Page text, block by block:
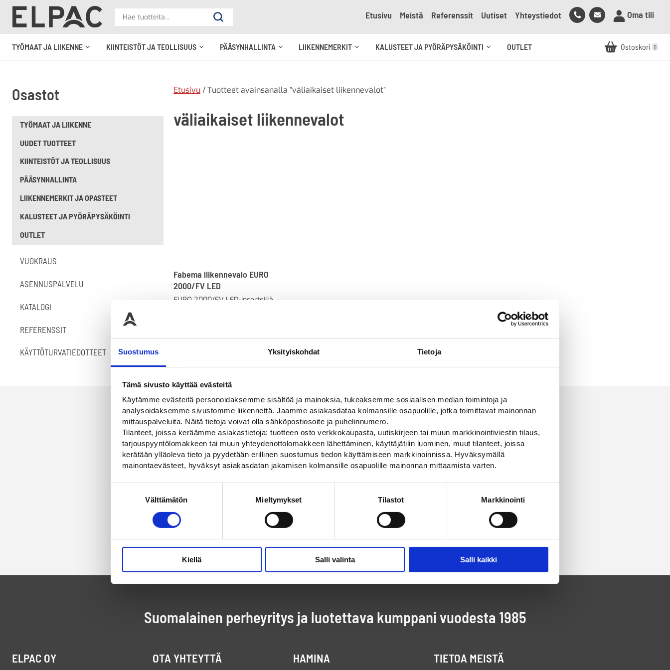
Suostumus Yksityiskohdat Tietoja
Tämä sivusto käyttää evästeitä
Käytämme evästeitä personoidaksemme sisältöä ja mainoksia, tukeaksemme sosiaalisen median toimintoja ja
analysoidaksemme sivustomme liikennettä. Jaamme asiakasdataa kolmansille osapuolille, jotka toimittavat mainonnan
mittauspalveluita. Näitä tietoja voivat olla sähköpostiosoite ja puhelinnumero.
Tilanteet, joissa keräämme asiakastietoja: tuotteen osto verkkokaupasta, uutiskirjeen tai muun markkinointiviestin tilaus,
tarjouspyyntölomakkeen tai muun yhteydenottolomakkeen lähettäminen, käyttäjätilin luominen, muut tilanteet, joissa
kerätään ylläoleva tieto ja pyydetään erillinen suostumus tiedon käyttämiseen markkinoinnissa. Hyväksymällä
mainontaevästeet, hyväksyt asiakasdatan jakamisen kolmansille osapuolille mainonnan mittaamista varten.
Välttämätön Mieltymykset Tilastot Markkinointi
Kiellä Salli valinta Salli kaikki
Hae
Hae
Etusivu Meistä Referenssit Uutiset Yhteystiedot
Soita
meille
Lähetä
meille
Oma tili
TYÖMAAT JA LIIKENNE
KIINTEISTÖT JA TEOLLISUUS
PÄÄSYNHALLINTA
LIIKENNEMERKIT
KALUSTEET JA PYÖRÄPYSÄKÖINTI
OUTLET Ostoskori 0
Osastot
TYÖMAAT JA LIIKENNE
UUDET TUOTTEET
KIINTEISTÖT JA TEOLLISUUS
PÄÄSYNHALLINTA
LIIKENNEMERKIT JA OPASTEET
KALUSTEET JA PYÖRÄPYSÄKÖINTI
OUTLET
VUOKRAUS
ASENNUSPALVELU
KATALOGI
REFERENSSIT
KÄYTTÖTURVATIEDOTTEET
Etusivu / Tuotteet avainsanalla “väliaikaiset liikennevalot”
väliaikaiset liikennevalot
Fabema liikennevalo EURO
2000/FV LED
EURO 2000/FV LED-inserteillä,
Alan parhaat merkit
Suomalainen perheyritys ja luotettava kumppani vuodesta 1985
ELPAC OY OTA YHTEYTTÄ HAMINA TIETOA MEISTÄ